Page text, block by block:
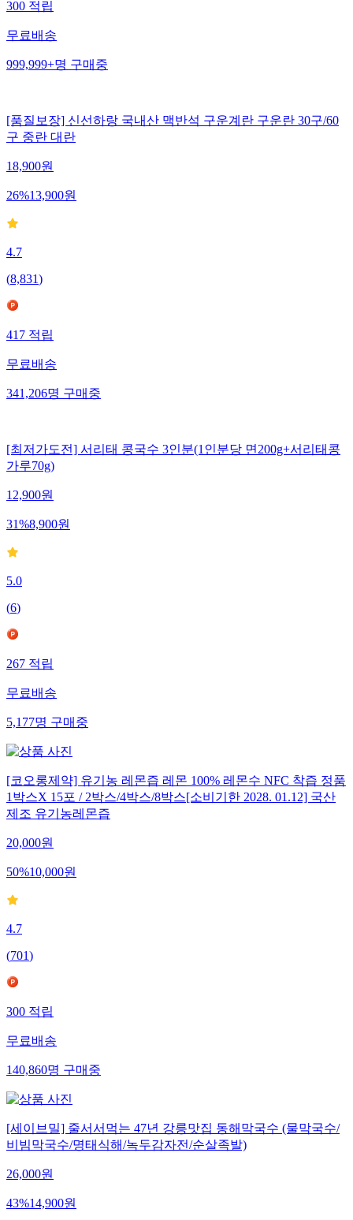
300적립
무료배송
999,999+명구매중
[품질보장] 신선하랑 국내산 맥반석 구운계란 구운란 30구/60
구 중란 대란
18,900원
26%13,900원
4.7
(8,831)
417적립
무료배송
341,206명구매중
[최저가도전] 서리태 콩국수 3인분(1인분당 면200g+서리태콩
가루70g)
12,900원
31%8,900원
5.0
(6)
267적립
무료배송
5,177명구매중
[코오롱제약] 유기농 레몬즙 레몬 100% 레몬수 NFC 착즙 정품
1박스X 15포 / 2박스/4박스/8박스[소비기한 2028. 01.12] 국산
제조 유기농레몬즙
20,000원
50%10,000원
4.7
(701)
300적립
무료배송
140,860명구매중
[세이브밀] 줄서서먹는 47년 강릉맛집 동해막국수 (물막국수/
비빔막국수/명태식해/녹두감자전/순살족발)
26,000원
43%14,900원